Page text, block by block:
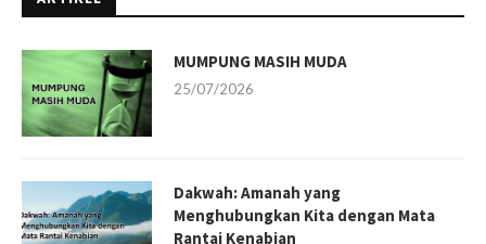
MUMPUNG MASIH MUDA
25/07/2026
Dakwah: Amanah yang
Menghubungkan Kita dengan Mata
Rantai Kenabian